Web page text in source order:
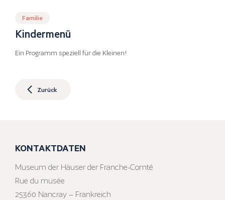
Familie
Kindermenü
Ein Programm speziell für die Kleinen!
Zurück
KONTAKTDATEN
Museum der Häuser der Franche-Comté
Rue du musée
25360 Nancray – Frankreich